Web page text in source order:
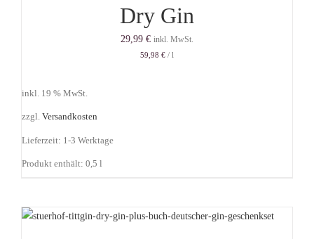
Dry Gin
29,99 € inkl. MwSt.
59,98 € / l
inkl. 19 % MwSt.
zzgl. Versandkosten
Lieferzeit: 1-3 Werktage
Produkt enthält: 0,5 l